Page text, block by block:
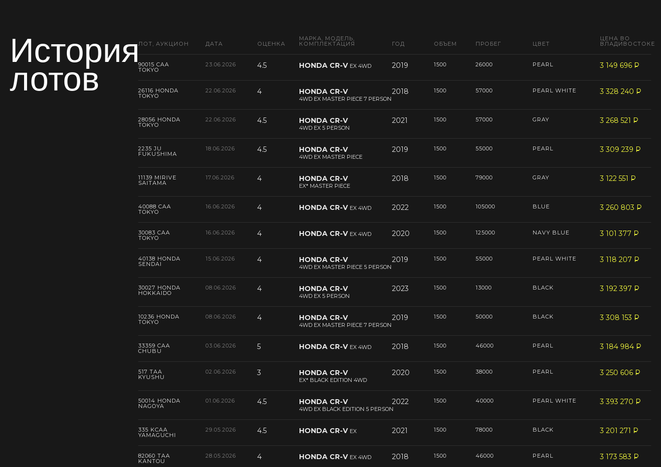
История
лотов
ЛОТ, АУКЦИОН ДАТА ОЦЕНКА
МАРКА, МОДЕЛЬ,
КОМПЛЕКТАЦИЯ ГОД ОБЪЕМ ПРОБЕГ ЦВЕТ
ЦЕНА ВО
ВЛАДИВОСТОКЕ
90015 CAA
TOKYO
23.06.2026 4.5 HONDA CR-V EX 4WD 2019 1500 26000 PEARL 3 149 696 P
--
26116 HONDA
TOKYO
22.06.2026 4 HONDA CR-V
4WD EX MASTER PIECE 7 PERSON
2018 1500 57000 PEARL WHITE 3 328 240 P
--
28056 HONDA
TOKYO
22.06.2026 4.5 HONDA CR-V
4WD EX 5 PERSON
2021 1500 57000 GRAY 3 268 521 P
--
2235 JU
FUKUSHIMA
18.06.2026 4.5 HONDA CR-V
4WD EX MASTER PIECE
2019 1500 55000 PEARL 3 309 239 P
--
11139 MIRIVE
SAITAMA
17.06.2026 4 HONDA CR-V
EX* MASTER PIECE
2018 1500 79000 GRAY 3 122 551 P
--
40088 CAA
TOKYO
16.06.2026 4 HONDA CR-V EX 4WD 2022 1500 105000 BLUE 3 260 803 P
--
30083 CAA
TOKYO
16.06.2026 4 HONDA CR-V EX 4WD 2020 1500 125000 NAVY BLUE 3 101 377 P
--
40138 HONDA
SENDAI
15.06.2026 4 HONDA CR-V
4WD EX MASTER PIECE 5 PERSON
2019 1500 55000 PEARL WHITE 3 118 207 P
--
30027 HONDA
HOKKAIDO
08.06.2026 4 HONDA CR-V
4WD EX 5 PERSON
2023 1500 13000 BLACK 3 192 397 P
--
10236 HONDA
TOKYO
08.06.2026 4 HONDA CR-V
4WD EX MASTER PIECE 7 PERSON
2019 1500 50000 BLACK 3 308 153 P
--
33359 CAA
CHUBU
03.06.2026 5 HONDA CR-V EX 4WD 2018 1500 46000 PEARL 3 184 984 P
--
517 TAA
KYUSHU
02.06.2026 3 HONDA CR-V
EX* BLACK EDITION 4WD
2020 1500 38000 PEARL 3 250 606 P
--
50014 HONDA
NAGOYA
01.06.2026 4.5 HONDA CR-V
4WD EX BLACK EDITION 5 PERSON
2022 1500 40000 PEARL WHITE 3 393 270 P
--
335 KCAA
YAMAGUCHI
29.05.2026 4.5 HONDA CR-V EX 2021 1500 78000 BLACK 3 201 271 P
--
82060 TAA
KANTOU
28.05.2026 4 HONDA CR-V EX 4WD 2018 1500 46000 PEARL 3 173 583 P
--